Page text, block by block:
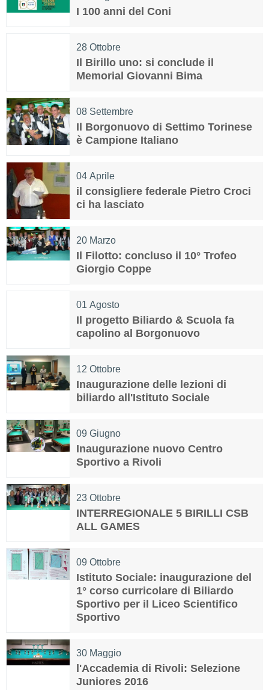
I 100 anni del Coni
28 Ottobre
Il Birillo uno: si conclude il
Memorial Giovanni Bima
08 Settembre
Il Borgonuovo di Settimo Torinese
è Campione Italiano
04 Aprile
il consigliere federale Pietro Croci
ci ha lasciato
20 Marzo
Il Filotto: concluso il 10° Trofeo
Giorgio Coppe
01 Agosto
Il progetto Biliardo & Scuola fa
capolino al Borgonuovo
12 Ottobre
Inaugurazione delle lezioni di
biliardo all'Istituto Sociale
09 Giugno
Inaugurazione nuovo Centro
Sportivo a Rivoli
23 Ottobre
INTERREGIONALE 5 BIRILLI CSB
ALL GAMES
09 Ottobre
Istituto Sociale: inaugurazione del
1° corso curricolare di Biliardo
Sportivo per il Liceo Scientifico
Sportivo
30 Maggio
l'Accademia di Rivoli: Selezione
Juniores 2016